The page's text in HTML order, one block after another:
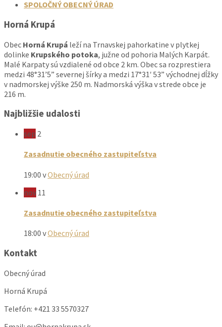
SPOLOČNÝ OBECNÝ ÚRAD
Horná Krupá
Obec Horná Krupá leží na Trnavskej pahorkatine v plytkej
dolinke Krupského potoka, južne od pohoria Malých Karpát.
Malé Karpaty sú vzdialené od obce 2 km. Obec sa rozprestiera
medzi 48°31’5” severnej šírky a medzi 17°31′ 53” východnej dĺžky
v nadmorskej výške 250 m. Nadmorská výška v strede obce je
216 m.
Najbližšie udalosti
sep 2
Zasadnutie obecného zastupiteľstva
19:00 vObecný úrad
nov 11
Zasadnutie obecného zastupiteľstva
18:00 vObecný úrad
Kontakt
Obecný úrad
Horná Krupá
Telefón: +421 33 5570327